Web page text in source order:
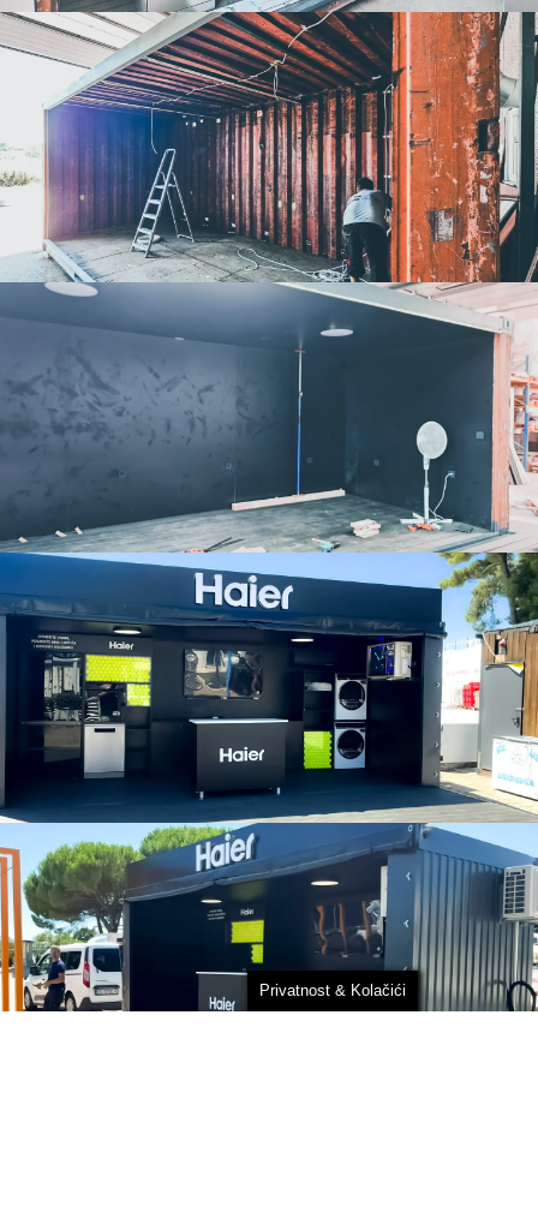
Privatnost & Kolačići